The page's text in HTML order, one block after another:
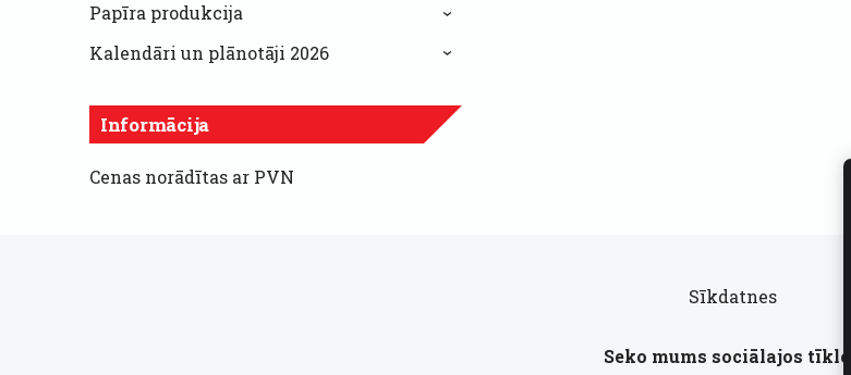
Papīra produkcija ›
Kalendāri un plānotāji 2026 ›
Informācija
Cenas norādītas ar PVN
Sīkdatnes
Seko mums sociālajos tīklos